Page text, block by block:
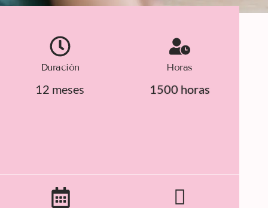
Duración
12 meses
Horas
1500 horas